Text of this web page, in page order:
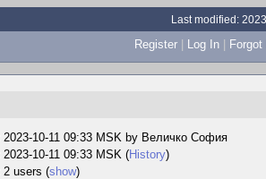
Last modified:
Register | Log In | Forgot
2023-10-11 09:33 MSK by Величко София
2023-10-11 09:33 MSK (History)
2 users (show)